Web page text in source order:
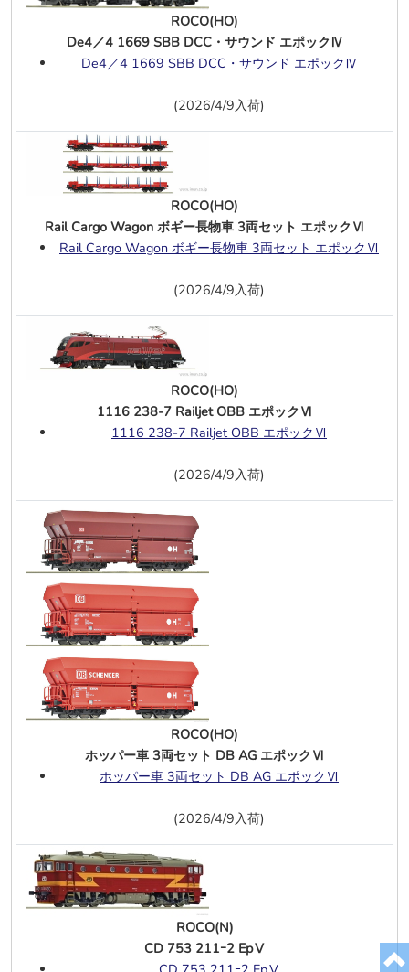
Cargo ウイング扉2軸無蓋車 3両 PKP
エポックⅤ－Ⅵ
2軸ホッパー車3両(戦時仕様) DRB エポ
ックⅡ
2軸無蓋車2両 DB エポックⅢ
2軸ホッパー車 3両 DB エポックⅣ
118 158-5 DR エポックⅣ、DCC・サ
ウンド仕様
T478 2079 CSD エポックⅣ
サウンド仕様
234 399-4 DBAG エポックⅣ－Ⅵ 、
DCC・サウンド仕様
DCC・サウンド仕様
ンド
マイクロエース(N)
EH10-26 量産機 吹田第二機関区
EH10-51 模型フィルター試験機 吹田第
二機関区
DE10-1583 入換機色(紫)門司機関区
121系 ドアスイッチ付 4両
E501系 K704編成 登場時 10両
K751編成 登場時 5両
京王 7000系 復刻塗装 10両
西鉄 5000形 旧社紋 6両
6/3
トラムウェイ(J)
EF80 1次型客車用 庇なし
5/30
KATO(N)
三岐鉄道 5000系タイプ 3両
SD70M フラットラジエター UP #1616
Abraham Lincoln
SD70Ace UP "The Sprit"
スーパーライナー PhⅢ 4両
両
F40PH ディッチライト無 アムトラック
フェーズⅢ #350
TOMIX(N)
183系0番台(クハ183 0) 基本6両A
ROCO(HO)
De4／4 1669 SBB DCC・サウンド エポックⅣ
De4／4 1669 SBB DCC・サウンド エポックⅣ
(2026/4/9入荷)
ROCO(HO)
Rail Cargo Wagon ボギー長物車 3両セット エポックⅥ
Rail Cargo Wagon ボギー長物車 3両セット エポックⅥ
(2026/4/9入荷)
ROCO(HO)
1116 238-7 Railjet OBB エポックⅥ
1116 238-7 Railjet OBB エポックⅥ
(2026/4/9入荷)
ROCO(HO)
ホッパー車 3両セット DB AG エポックⅥ
ホッパー車 3両セット DB AG エポックⅥ
(2026/4/9入荷)
ROCO(N)
CD 753 211ｰ2 EpⅤ